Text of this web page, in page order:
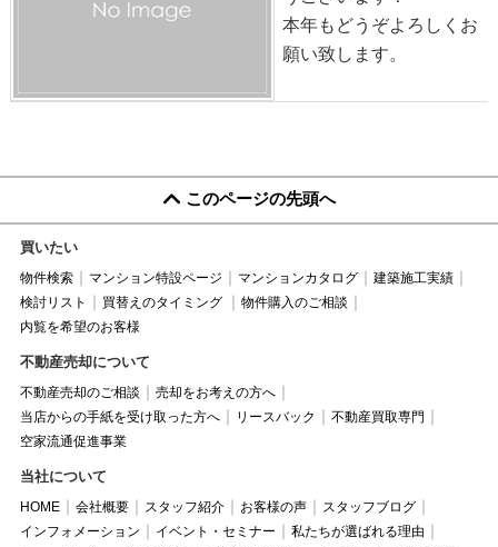
本年もどうぞよろしくお
願い致します。
このページの先頭へ
買いたい
物件検索 マンション特設ページ マンションカタログ
建築施工実績
検討リスト
買替えのタイミング
物件購入のご相談
内覧を希望のお客様
不動産売却について
不動産売却のご相談
売却をお考えの方へ
当店からの手紙を受け取った方へ
リースバック
不動産買取専門
空家流通促進事業
当社について
HOME 会社概要 スタッフ紹介 お客様の声
スタッフブログ
インフォメーション
イベント・セミナー
私たちが選ばれる理由